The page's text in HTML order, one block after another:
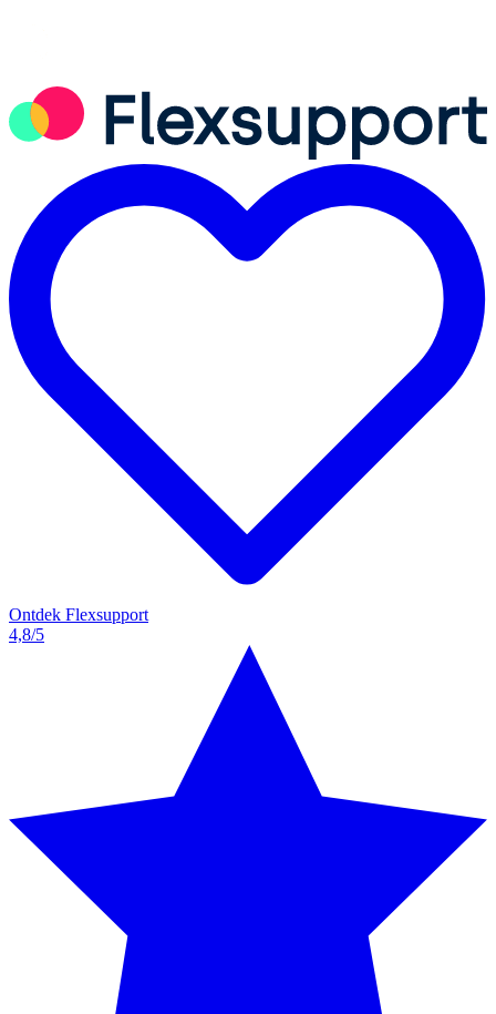
Ontdek Flexsupport